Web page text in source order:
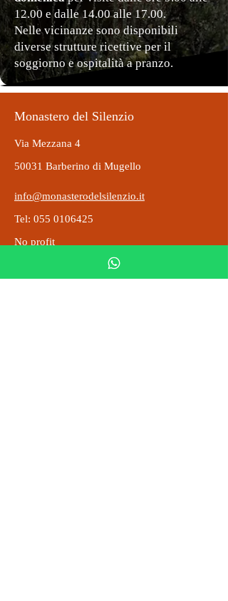
12.00 e dalle 14.00 alle 17.00.
Nelle vicinanze sono disponibili
diverse strutture ricettive per il
soggiorno e ospitalità a pranzo.
Monastero del Silenzio
Via Mezzana 4
50031 Barberino di Mugello
info@monasterodelsilenzio.it
Tel: 055 0106425
No profit